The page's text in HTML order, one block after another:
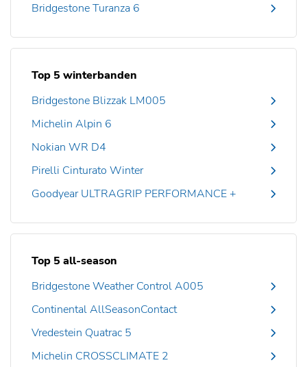
Bridgestone Turanza 6
Top 5 winterbanden
Bridgestone Blizzak LM005
Michelin Alpin 6
Nokian WR D4
Pirelli Cinturato Winter
Goodyear ULTRAGRIP PERFORMANCE +
Top 5 all-season
Bridgestone Weather Control A005
Continental AllSeasonContact
Vredestein Quatrac 5
Michelin CROSSCLIMATE 2